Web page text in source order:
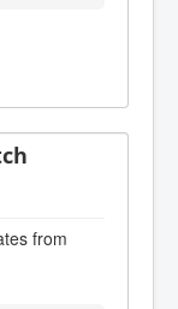
from